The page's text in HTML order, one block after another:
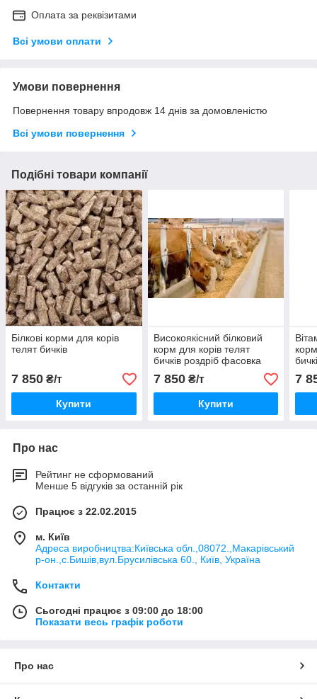
Оплата за реквізитами
Всі умови оплати
Умови повернення
Повернення товару впродовж 14 днів за домовленістю
Всі умови повернення
Подібні товари компанії
Білкові корми для корів
телят бичків
7 850 ₴/т
Купити
Високоякісний білковий
корм для корів телят
бичків роздріб фасовка
7 850₴/т
Купити
7
Про нас
Рейтинг не сформований
Менше 5 відгуків за останній рік
Працює з 22.02.2015
м. Київ
Адреса виробництва:Київська обл.,08072.,Макарівський
р-он.,с.Бишів,вул.Брусилівська 60., Київ, Україна
Контакти
Сьогодні працює з 09:00 до 18:00
Показати весь графік роботи
Про нас